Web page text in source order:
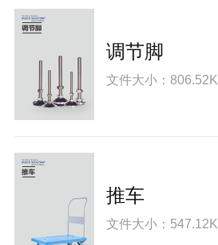
调节脚
文件大小：806.52K
推车
文件大小：547.12K